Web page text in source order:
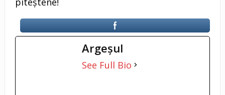
Argeşul
See Full Bio